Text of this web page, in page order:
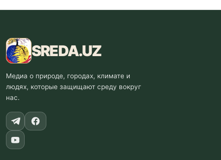
SREDA.UZ
Медиа о природе, городах, климате и
людях, которые защищают среду вокруг
нас.